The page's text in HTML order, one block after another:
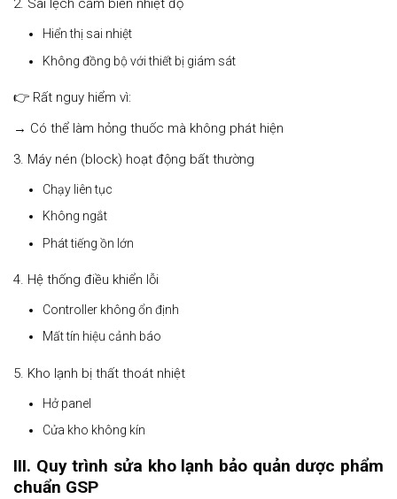
2. Sai lệch cảm biến nhiệt độ
Hiển thị sai nhiệt
Không đồng bộ với thiết bị giám sát
👉 Rất nguy hiểm vì:
→ Có thể làm hỏng thuốc mà không phát hiện
3. Máy nén (block) hoạt động bất thường
Chạy liên tục
Không ngắt
Phát tiếng ồn lớn
4. Hệ thống điều khiển lỗi
Controller không ổn định
Mất tín hiệu cảnh báo
5. Kho lạnh bị thất thoát nhiệt
Hở panel
Cửa kho không kín
III. Quy trình sửa kho lạnh bảo quản dược phẩm
chuẩn GSP